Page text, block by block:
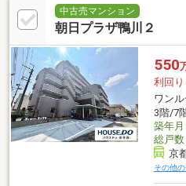
中古売マンション
朝日プラザ鴨川２
550
利回り
ワン
3階/7
築年月
総戸数
京
その他